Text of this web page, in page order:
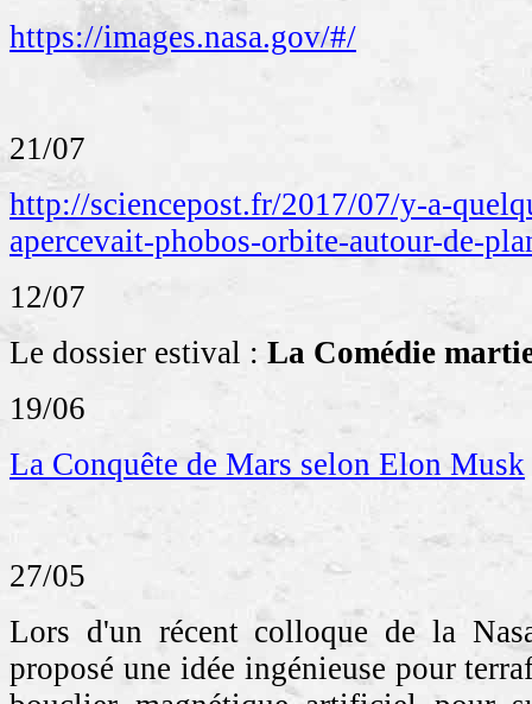
https://images.nasa.gov/#/
21/07
http://sciencepost.fr/2017/07/y-a-
apercevait-phobos-orbite-autour-de-
12/07
Le dossier estival : La Comédie
19/06
La Conquête de Mars selon Elon Musk
27/05
Lors d'un récent colloque de la
proposé une idée ingénieuse pour